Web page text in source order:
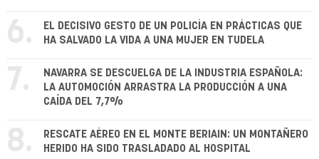
6.
EL DECISIVO GESTO DE UN POLICÍA EN PRÁCTICAS QUE
HA SALVADO LA VIDA A UNA MUJER EN TUDELA
7.
NAVARRA SE DESCUELGA DE LA INDUSTRIA ESPAÑOLA:
LA AUTOMOCIÓN ARRASTRA LA PRODUCCIÓN A UNA
CAÍDA DEL 7,7%
8.
RESCATE AÉREO EN EL MONTE BERIAIN: UN MONTAÑERO
HERIDO HA SIDO TRASLADADO AL HOSPITAL